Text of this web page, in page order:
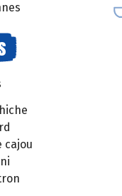
cajou